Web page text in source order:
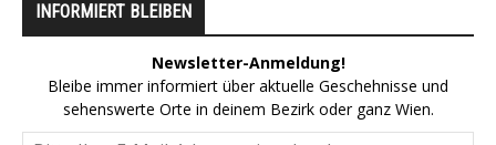
INFORMIERT BLEIBEN
Newsletter-Anmeldung!
Bleibe immer informiert über aktuelle Geschehnisse und
sehenswerte Orte in deinem Bezirk oder ganz Wien.